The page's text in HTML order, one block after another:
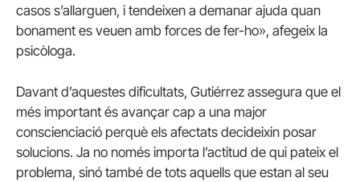
casos s’allarguen, i tendeixen a demanar ajuda quan
bonament es veuen amb forces de fer-ho», afegeix la
psicòloga.
Davant d’aquestes dificultats, Gutiérrez assegura que el
més important és avançar cap a una major
conscienciació perquè els afectats decideixin posar
solucions. Ja no només importa l’actitud de qui pateix el
problema, sinó també de tots aquells que estan al seu